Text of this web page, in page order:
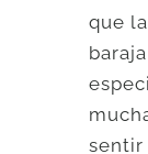
que
sentir